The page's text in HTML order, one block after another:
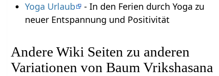
Yoga Urlaub
- In den Ferien durch Yoga zu
neuer Entspannung und Positivität
Andere Wiki Seiten zu anderen
Variationen von Baum Vrikshasana